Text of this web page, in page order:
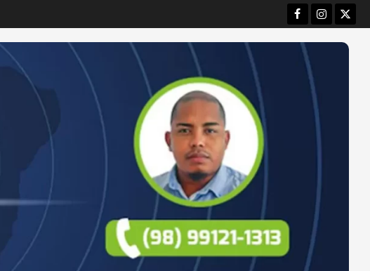
Facebook
Instagram